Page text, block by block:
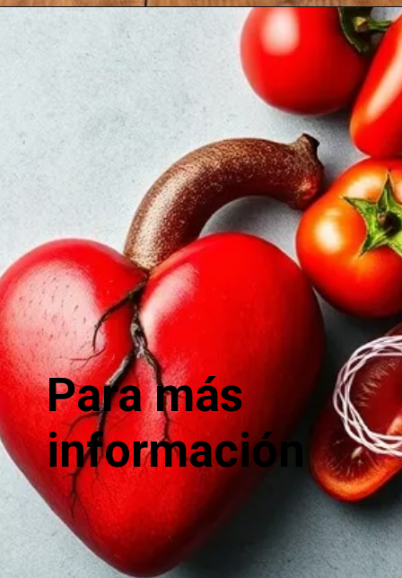
Para más
información